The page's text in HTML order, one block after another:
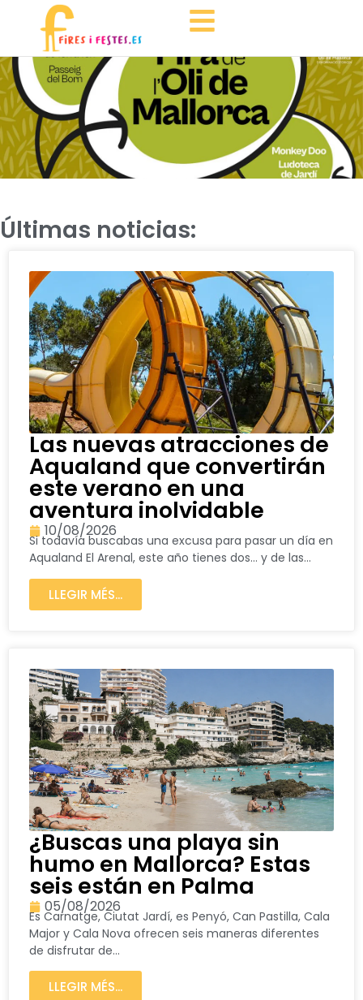
Últimas noticias:
Las nuevas atracciones de
Aqualand que convertirán
este verano en una
aventura inolvidable
10/08/2026
Si todavía buscabas una excusa para pasar un día en
Aqualand El Arenal, este año tienes dos… y de las...
LLEGIR MÉS...
¿Buscas una playa sin
humo en Mallorca? Estas
seis están en Palma
05/08/2026
Es Carnatge, Ciutat Jardí, es Penyó, Can Pastilla, Cala
Major y Cala Nova ofrecen seis maneras diferentes
de disfrutar de...
LLEGIR MÉS...